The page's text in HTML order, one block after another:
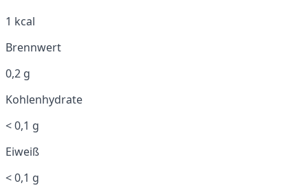
1 kcal
Brennwert
0,2 g
Kohlenhydrate
< 0,1 g
Eiweiß
< 0,1 g